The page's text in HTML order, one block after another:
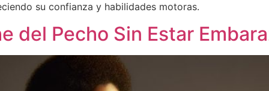
su confianza y habilidades motoras.
del Pecho Sin Estar